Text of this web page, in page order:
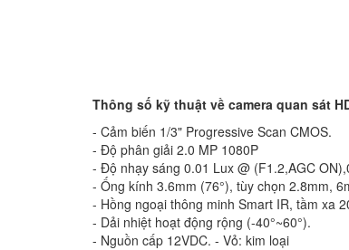
Thông số kỹ thuật về camera quan sát
- Cảm biến 1/3" Progressive Scan CMOS.
- Độ phân giải 2.0 MP 1080P
- Độ nhạy sáng 0.01 Lux @ (F1.2,AGC
- Ống kính 3.6mm (76°), tùy chọn 2.8mm,
- Hồng ngoại thông minh Smart IR, tầm xa
- Dải nhiệt hoạt động rộng (-40°~60°).
- Nguồn cấp 12VDC. - Vỏ: kim loại